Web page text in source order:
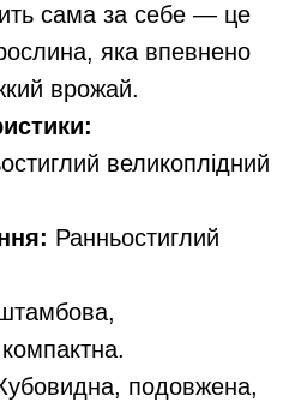
сама за себе — це
яка впевнено
врожай.
великоплідний
Ранньостиглий
подовжена,